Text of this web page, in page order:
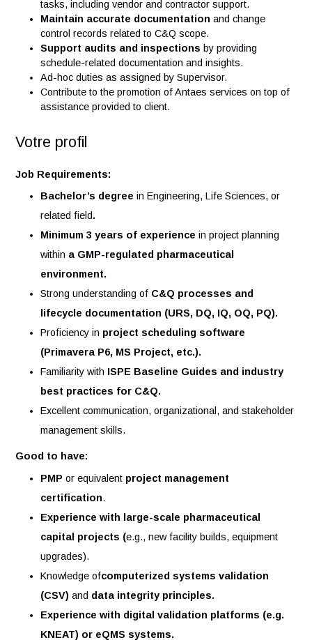
documentation and activities.
Ensure C&Q activities comply with GMP, FDA,
and other applicable regulatory standards.
Facilitate planning meetings, progress reviews, and
reporting to project stakeholders.
Coordinate resource planning and availability for C&Q
tasks, including vendor and contractor support.
control records related to C&Q scope.
Support audits and inspections
Ad-hoc duties as assigned by Supervisor.
Contribute to the promotion of Antaes services on top
assistance provided to client.
Votre profil
Job Requirements:
Bachelor’s degreein Engineering, Life Sciences, or
related field.
Minimum 3 years of experience
a GMP-regulated pharmaceutical
Strong understanding of
Familiarity with
ISPE Baseline Guides and
best practices for C&Q.
Excellent communication, organizational, and
management skills.
Good to have:
PMPor equivalent project management